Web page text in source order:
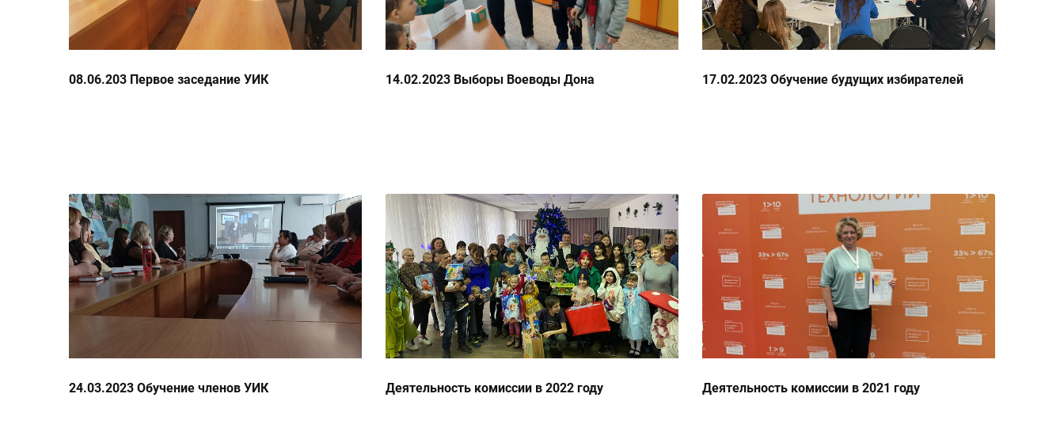
08.06.203 Первое заседание УИК 14.02.2023 Выборы Воеводы Дона 17.02.2023 Обучение будущих избирателей
24.03.2023 Обучение членов УИК Деятельность комиссии в 2022 году Деятельность комиссии в 2021 году